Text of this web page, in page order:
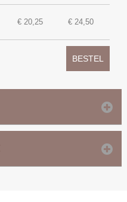
€ 20,25 € 24,50
BESTEL